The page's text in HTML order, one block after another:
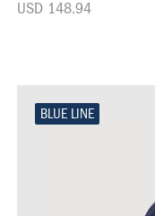
USD 148.94
BLUE LINE